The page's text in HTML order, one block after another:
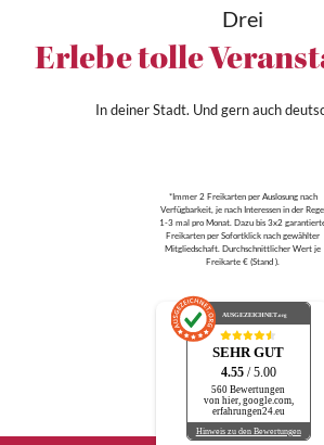
Drei
Erlebe tolle
In deiner Stadt. Und gern auch
*Immer 2 Freikarten per Auslosung nach
Verfügbarkeit, je nach Interessen in der
1-3 mal pro Monat. Dazu bis 3x2
Freikarten per Sofortklick nach gewählter
Mitgliedschaft. Durchschnittlicher Wert je
Freikarte € (Stand ).
AUSGEZEICHNET.org
SEHR GUT
4.55 / 5.00
560 Bewertungen
von hier, google.com,
erfahrungen24.eu
Hinweis zu den Bewertungen